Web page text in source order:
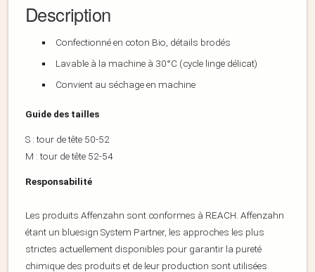
Description
Confectionné en coton Bio, détails brodés
Lavable à la machine à 30°C (cycle linge délicat)
Convient au séchage en machine
Guide des tailles
S : tour de tête 50-52
M : tour de tête 52-54
Responsabilité
Les produits Affenzahn sont conformes à REACH. Affenzahn
étant un bluesign System Partner, les approches les plus
strictes actuellement disponibles pour garantir la pureté
chimique des produits et de leur production sont utilisées.